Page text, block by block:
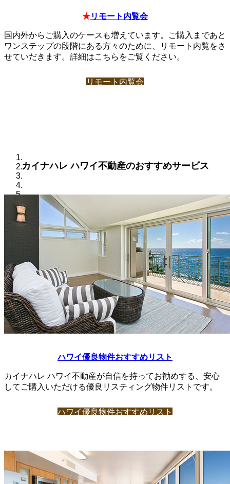
★リモート内覧会
国内外からご購入のケースも増えています。ご購入まであと
ワンステップの段階にある方々のために、リモート内覧をさ
せていだきます。詳細はこちらをご覧ください。
リモート内覧会
カイナハレ ハワイ不動産のおすすめサービス
ハワイ優良物件おすすめリスト
カイナハレ ハワイ不動産が自信を持ってお勧めする、安心
してご購入いただける優良リスティング物件リストです。
ハワイ優良物件おすすめリスト